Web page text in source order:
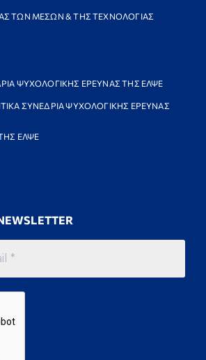
ΤΩΝ ΜΕΣΩΝ & ΤΗΣ ΤΕΧΝΟΛΟΓΙΑΣ
ΨΥΧΟΛΟΓΙΚΗΣ ΕΡΕΥΝΑΣ ΤΗΣ ΕΛΨΕ
ΣΥΝΕΔΡΙΑ ΨΥΧΟΛΟΓΙΚΗΣ ΕΡΕΥΝΑΣ
ΕΛΨΕ